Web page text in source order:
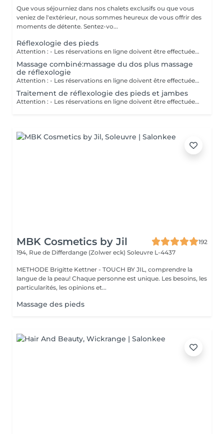
Que vous séjourniez dans nos chalets exclusifs ou que vous
veniez de l'extérieur, nous sommes heureux de vous offrir des
moments de détente. Sentez-vo...
Réflexologie des pieds
Attention : - Les réservations en ligne doivent être effectuées au moins 24 heures à l'avance. - Si vous souhaitez réserver un massage à court terme (moins de 24 heures à l'avance), veuillez appeler le +49 173 390 20 62. - Si vous devez annuler le massage, nous vous demandons de le faire au moins 24 heures à l'avance, sinon nous devrons facturer 70 % du prix des massages. - Les employés et les horaires peuvent être adaptés si nécessaire, après consultation avec vous. La circulation sanguine ainsi que la régénération des organes et des membres sont influencées de manière ciblée à travers les zones réflexologiques des pieds. Des douleurs aiguës et chroniques sont atténuées et un sentiment de bien-être s'installe.
Massage combiné:massage du dos plus massage
de réflexologie
Attention : - Les réservations en ligne doivent être effectuées au moins 24 heures à l'avance. - Si vous souhaitez réserver un massage à court terme (moins de 24 heures à l'avance), veuillez appeler le +49 173 390 20 62. - Si vous devez annuler le massage, nous vous demandons de le faire au moins 24 heures à l'avance, sinon nous devrons facturer 70 % du prix des massages. - Les employés et les horaires peuvent être adaptés si nécessaire, après consultation avec vous. Ce massage allie les avantages d'une relaxation par réflexologie plantaire à un massage du dos et du cou. D'abord, la région du dos, du cou et des épaules sont relâchées. Ensuite, allongez-vous sur le dos et profitez d'un massage de réflexologie des pieds d'une demi-heure.
Traitement de réflexologie des pieds et jambes
Attention : - Les réservations en ligne doivent être effectuées au moins 24 heures à l'avance. - Si vous souhaitez réserver un massage à court terme (moins de 24 heures à l'avance), veuillez appeler le +49 173 390 20 62. - Si vous devez annuler le massage, nous vous demandons de le faire au moins 24 heures à l'avance, sinon nous devrons facturer 70 % du prix des massages. - Les employés et les horaires peuvent être adaptés si nécessaire, après consultation avec vous. Après un bain de pieds, vous vous allongez sur le dos. Vos pieds sont doucement massés avec une huile de base. À travers les zones réflexes, les différents organes et parties du corps sont visés. La détoxification est assurée grâce à l'enveloppement basique des jambes.
MBK Cosmetics by Jil
192
194, Rue de Differdange (Zolwer eck) Soleuvre L-4437
METHODE Brigitte Kettner - TOUCH BY JIL, comprendre la
langue de la peau! Chaque personne est unique. Les besoins, les
particularités, les opinions et...
Massage des pieds